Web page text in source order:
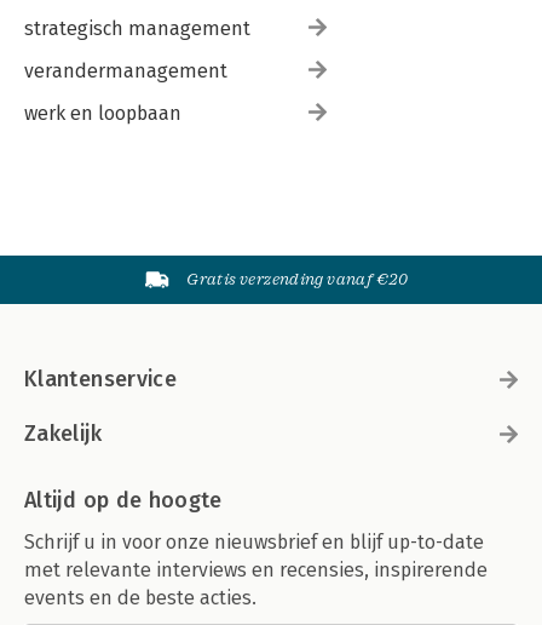
strategisch management
verandermanagement
werk en loopbaan
Gratis verzending vanaf €20
Klantenservice
Zakelijk
Altijd op de hoogte
Schrijf u in voor onze nieuwsbrief en blijf up-to-date
met relevante interviews en recensies, inspirerende
events en de beste acties.